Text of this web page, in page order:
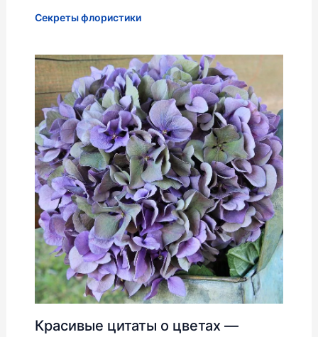
Секреты флористики
Красивые цитаты о цветах —